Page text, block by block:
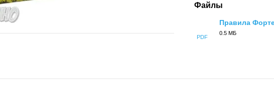
Файлы
PDF
Правила
0.5 МБ